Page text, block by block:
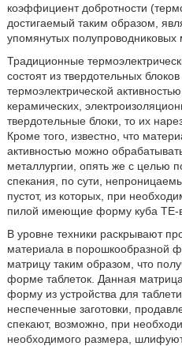
коэффициент добротности
достигаемый таким образом,
упомянутых полупроводниковых
Традиционные
состоят из твердотельных
термоэлектрической
керамических,
твердотельные блоки, то их
Кроме того, известно, что
активностью можно
металлургии, опять же с целью
спекания, по сути,
пустот, из которых, при
пилой имеющие форму куба TE-
В уровне техники раскрывают
материала в порошкообразной
матрицу таким образом, что
форме таблеток. Данная
форму из устройства для
неспеченные заготовки,
спекают, возможно, при
необходимого размера,